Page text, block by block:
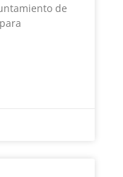
de